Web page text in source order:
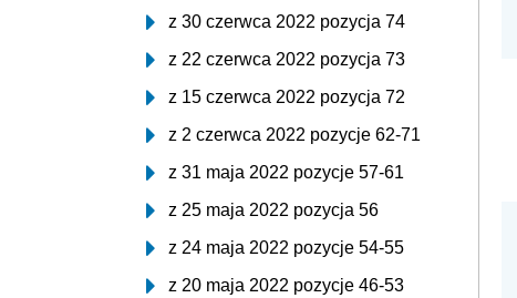
z 30 czerwca 2022 pozycja 74
z 22 czerwca 2022 pozycja 73
z 15 czerwca 2022 pozycja 72
z 2 czerwca 2022 pozycje 62-71
z 31 maja 2022 pozycje 57-61
z 25 maja 2022 pozycja 56
z 24 maja 2022 pozycje 54-55
z 20 maja 2022 pozycje 46-53